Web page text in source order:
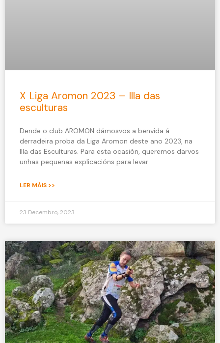
X Liga Aromon 2023 – Illa das
esculturas
Dende o club AROMON dámosvos a benvida á
derradeira proba da Liga Aromon deste ano 2023, na
Illa das Esculturas. Para esta ocasión, queremos darvos
unhas pequenas explicacións para levar
LER MÁIS >>
23 Decembro, 2023